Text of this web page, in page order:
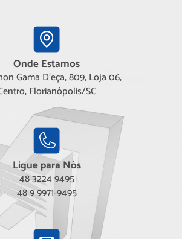
Onde Estamos
Gama D'eça, 809, Loja 06,
Florianópolis/SC
Ligue para Nós
48 3224 9495
48 9 9971-9495